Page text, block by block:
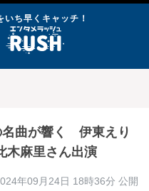
ち早くキャッチ！
名曲が響く 伊東えり
木麻里さん出演
年09月24日 18時36分 公開